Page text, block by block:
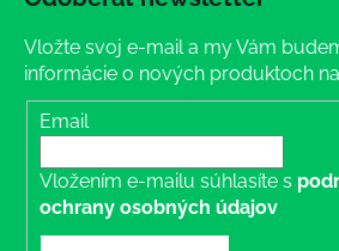
Vložte svoj e-mail a my Vám
informácie o nových produktoch
Email
Vložením e-mailu súhlasíte s
ochrany osobných údajov